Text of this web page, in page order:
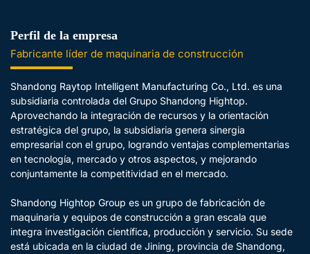
Perfil de la empresa
Fabricante líder de maquinaria de construcción
Shandong Raytop Intelligent Manufacturing Co., Ltd. es una
subsidiaria controlada del Grupo Shandong Hightop.
Aprovechando la integración de recursos y la orientación
estratégica del grupo, la subsidiaria genera sinergia
empresarial con el grupo, logrando ventajas complementarias
en tecnología, mercado y otros aspectos, y mejorando
conjuntamente la competitividad en el mercado.
Shandong Hightop Group es un grupo de fabricación de
maquinaria y equipos de construcción a gran escala que
integra investigación científica, producción y servicio. Su sede
está ubicada en la ciudad de Jining, provincia de Shandong,